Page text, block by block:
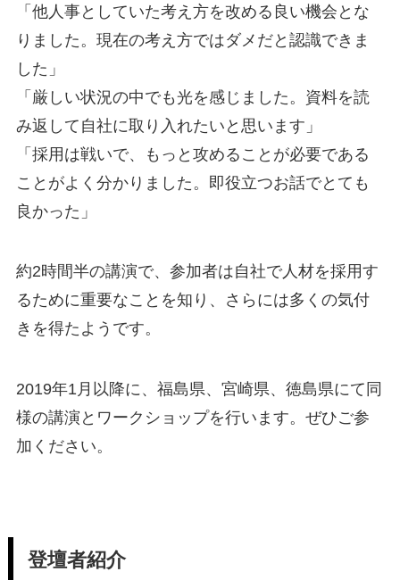
「他人事としていた考え方を改める良い機会とな
りました。現在の考え方ではダメだと認識できま
した」
「厳しい状況の中でも光を感じました。資料を読
み返して自社に取り入れたいと思います」
「採用は戦いで、もっと攻めることが必要である
ことがよく分かりました。即役立つお話でとても
良かった」
約2時間半の講演で、参加者は自社で人材を採用す
るために重要なことを知り、さらには多くの気付
きを得たようです。
2019年1月以降に、福島県、宮崎県、徳島県にて同
様の講演とワークショップを行います。ぜひご参
加ください。
登壇者紹介